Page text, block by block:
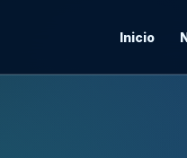
Inicio